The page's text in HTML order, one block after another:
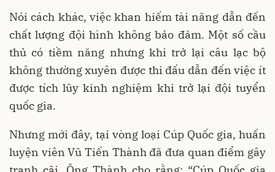
Nói cách khác, việc khan hiếm tài năng dẫn đến
chất lượng đội hình không bảo đảm. Một số cầu
thủ có tiềm năng nhưng khi trở lại câu lạc bộ
không thường xuyên được thi đấu dẫn đến việc ít
được tích lũy kinh nghiệm khi trở lại đội tuyển
quốc gia.
Nhưng mới đây, tại vòng loại Cúp Quốc gia, huấn
luyện viên Vũ Tiến Thành đã đưa quan điểm gây